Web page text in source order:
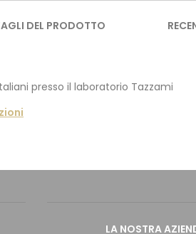
DEL PRODOTTO
presso il laboratorio Tazzami
LA NOSTRA